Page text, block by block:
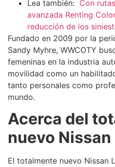
Lea también: Con
avanzada Renting
reducción de los
Fundado en 2009 por la
Sandy Myhre, WWCOTY
femeninas en la industria
movilidad como un
tanto personales como
mundo.
Acerca del
nuevo Nissan
El totalmente nuevo Nissan